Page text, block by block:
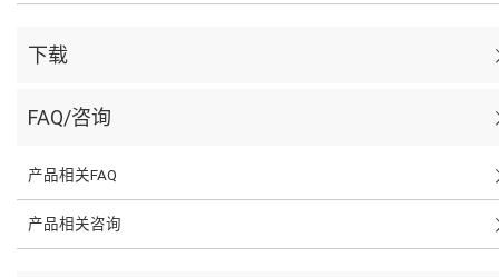
下载
FAQ/咨询
产品相关FAQ
产品相关咨询